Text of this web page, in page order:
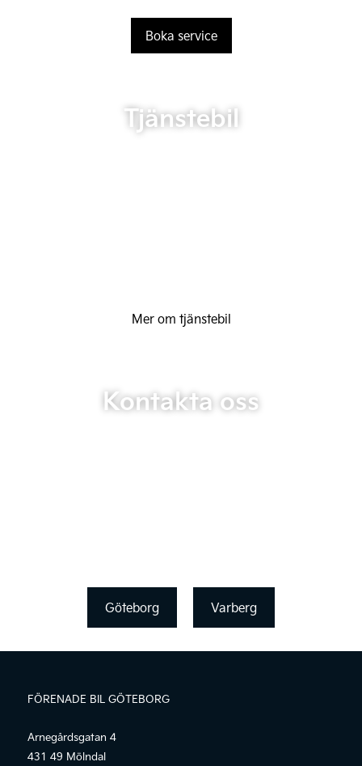
Boka service
Tjänstebil
Mer om tjänstebil
Kontakta oss
Göteborg Varberg
FÖRENADE BIL GÖTEBORG
Arnegårdsgatan 4
431 49 Mölndal